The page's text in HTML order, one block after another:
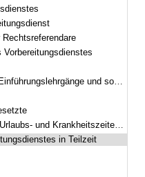
Vorbereitungsdienstes
und sonstige Lehrgänge
auf den Vorbereitungsdienst
in Teilzeit